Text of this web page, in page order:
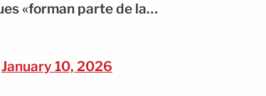
«forman parte de la…
January 10, 2026